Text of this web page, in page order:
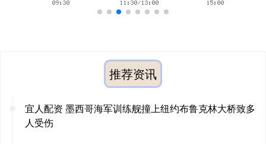
推荐资讯
宜人配资 墨西哥海军训练舰撞上纽约布鲁克林大桥致多
人受伤